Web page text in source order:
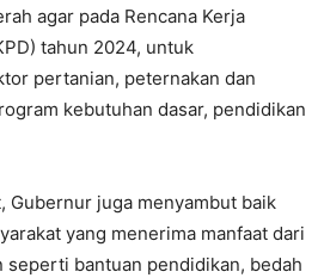
agar pada Rencana Kerja
tahun 2024, untuk
pertanian, peternakan dan
kebutuhan dasar, pendidikan
Gubernur juga menyambut baik
yang menerima manfaat dari
seperti bantuan pendidikan, bedah